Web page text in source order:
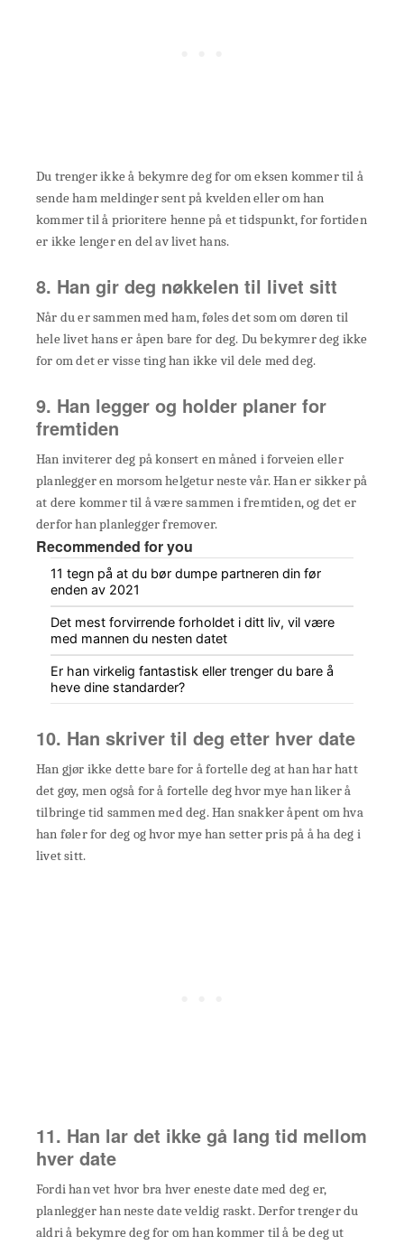
Du trenger ikke å bekymre deg for om eksen kommer til å
sende ham meldinger sent på kvelden eller om han
kommer til å prioritere henne på et tidspunkt, for fortiden
er ikke lenger en del av livet hans.
8. Han gir deg nøkkelen til livet sitt
Når du er sammen med ham, føles det som om døren til
hele livet hans er åpen bare for deg. Du bekymrer deg ikke
for om det er visse ting han ikke vil dele med deg.
9. Han legger og holder planer for
fremtiden
Han inviterer deg på konsert en måned i forveien eller
planlegger en morsom helgetur neste vår. Han er sikker på
at dere kommer til å være sammen i fremtiden, og det er
derfor han planlegger fremover.
Recommended for you
11 tegn på at du bør dumpe partneren din før
enden av 2021
Det mest forvirrende forholdet i ditt liv, vil være
med mannen du nesten datet
Er han virkelig fantastisk eller trenger du bare å
heve dine standarder?
10. Han skriver til deg etter hver date
Han gjør ikke dette bare for å fortelle deg at han har hatt
det gøy, men også for å fortelle deg hvor mye han liker å
tilbringe tid sammen med deg. Han snakker åpent om hva
han føler for deg og hvor mye han setter pris på å ha deg i
livet sitt.
11. Han lar det ikke gå lang tid mellom
hver date
Fordi han vet hvor bra hver eneste date med deg er,
planlegger han neste date veldig raskt. Derfor trenger du
aldri å bekymre deg for om han kommer til å be deg ut